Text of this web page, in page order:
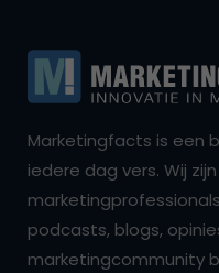
Marketingfacts is een
iedere dag vers. Wij
podcasts, blogs,
marketingcommunity